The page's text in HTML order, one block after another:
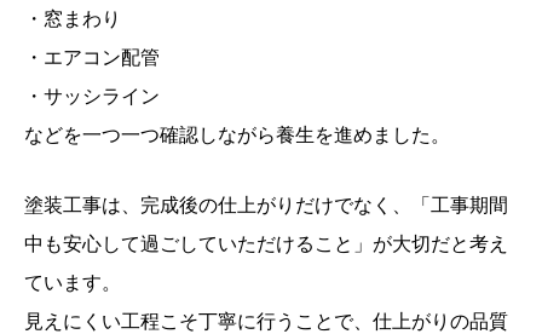
・窓まわり
・エアコン配管
・サッシライン
などを一つ一つ確認しながら養生を進めました。
塗装工事は、完成後の仕上がりだけでなく、「工事期間
中も安心して過ごしていただけること」が大切だと考え
ています。
見えにくい工程こそ丁寧に行うことで、仕上がりの品質